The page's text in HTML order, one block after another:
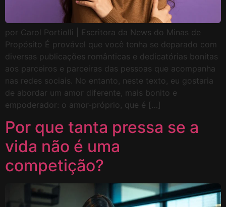
por Carol Portiolli | Escritora da News do Minas de
Propósito É provável que você tenha se deparado com
diversas publicações românticas e dedicatórias bonitas
aos parceiros e parceiras das pessoas que acompanha
nas redes sociais. No entanto, neste texto, eu gostaria
de abordar um amor diferente, mais bonito e
empoderador: o amor-próprio, que é […]
Por que tanta pressa se a
vida não é uma
competição?